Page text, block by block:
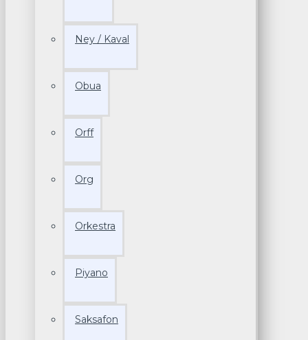
Ney / Kaval
Obua
Orff
Org
Orkestra
Piyano
Saksafon